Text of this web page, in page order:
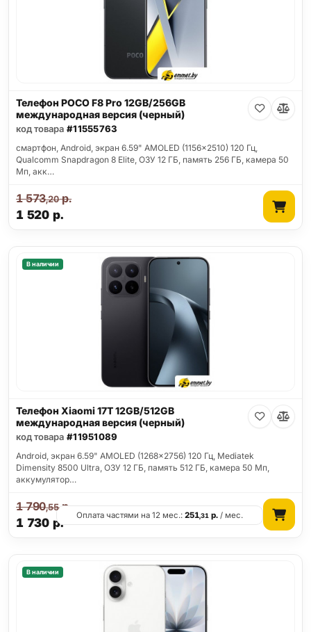
Телефон POCO F8 Pro 12GB/256GB
международная версия (черный)
код товара #11555763
смартфон, Android, экран 6.59" AMOLED (1156x2510) 120 Гц,
Qualcomm Snapdragon 8 Elite, ОЗУ 12 ГБ, память 256 ГБ, камера 50
Мп, акк…
1 520 р.
1 573,20р.
В наличии
Телефон Xiaomi 17T 12GB/512GB
международная версия (черный)
код товара #11951089
Android, экран 6.59" AMOLED (1268x2756) 120 Гц, Mediatek
Dimensity 8500 Ultra, ОЗУ 12 ГБ, память 512 ГБ, камера 50 Мп,
аккумулятор…
1 730 р.
1 790,55р.
Оплата частями на 12 мес.:251,31 р. / мес.
В наличии